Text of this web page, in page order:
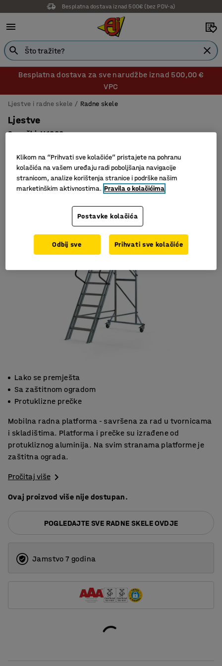
Besplatna dostava iznad 500€ (bez PDV-a)
Besplatna dostava za sve narudžbe iznad 500,00 €
VPC
Ljestve i radne skele Radne skele
Ljestve
9 prečki, V 1800 mm
Lako se premješta
Sa zaštitnom ogradom
Protuklizne prečke
Mobilna radna platforma - savršena za rad u tvornicama
i skladištima. Platforma i prečke su izrađene od
protukliznog aluminija. Na svim stranama platforme je
zaštitna ograda.
Pročitaj više
Ovaj proizvod više nije dostupan.
POGLEDAJTE SVE RADNE SKELE OVDJE
Jamstvo 7 godina
Klikom na “Prihvati sve kolačiće” pristajete na pohranu
kolačića na vašem uređaju radi poboljšanja navigacije
stranicom, analize korištenja stranice i podrške našim
marketinškim aktivnostima. Pravila o kolačićima
Postavke kolačića
Odbij sve Prihvati sve kolačiće